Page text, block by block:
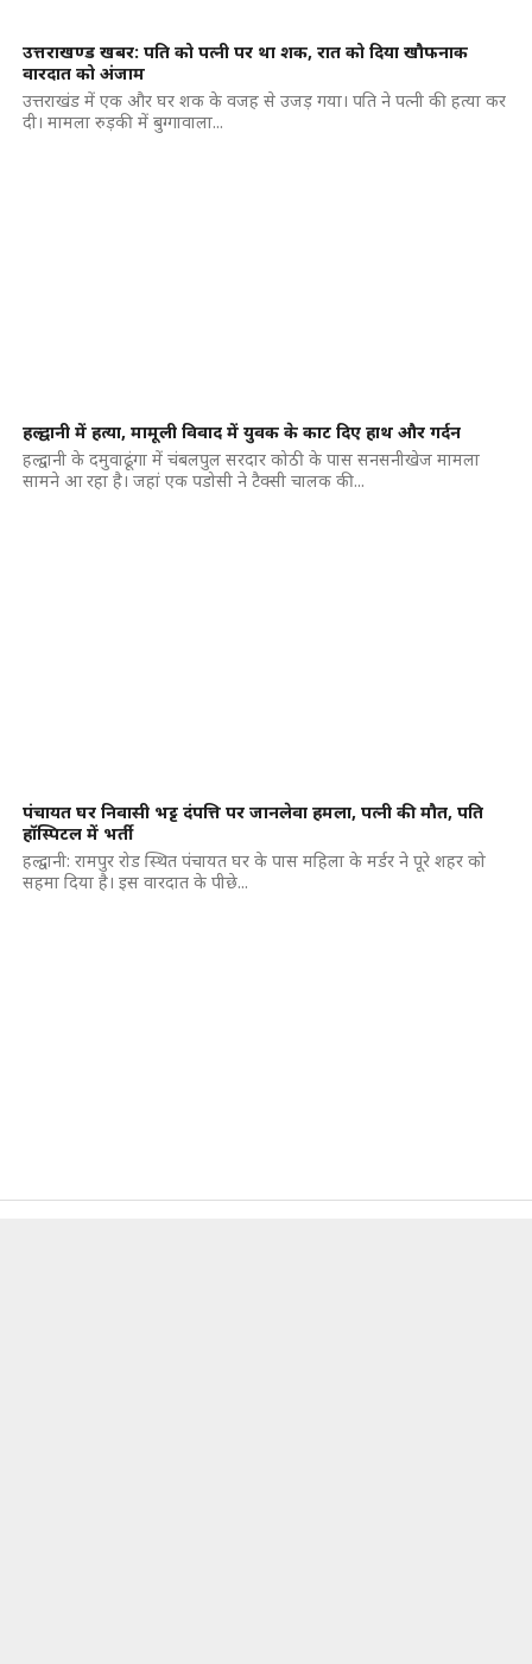
उत्तराखण्ड खबर: पति को पत्नी पर था शक, रात को दिया खौफनाक
वारदात को अंजाम
उत्तराखंड में एक और घर शक के वजह से उजड़ गया। पति ने पत्नी की हत्या कर
दी। मामला रुड़की में बुग्गावाला...
हल्द्वानी में हत्या, मामूली विवाद में युवक के काट दिए हाथ और गर्दन
हल्द्वानी के दमुवाढूंगा में चंबलपुल सरदार कोठी के पास सनसनीखेज मामला
सामने आ रहा है। जहां एक पडोसी ने टैक्सी चालक की...
पंचायत घर निवासी भट्ट दंपत्ति पर जानलेवा हमला, पत्नी की मौत, पति
हॉस्पिटल में भर्ती
हल्द्वानी: रामपुर रोड स्थित पंचायत घर के पास महिला के मर्डर ने पूरे शहर को
सहमा दिया है। इस वारदात के पीछे...